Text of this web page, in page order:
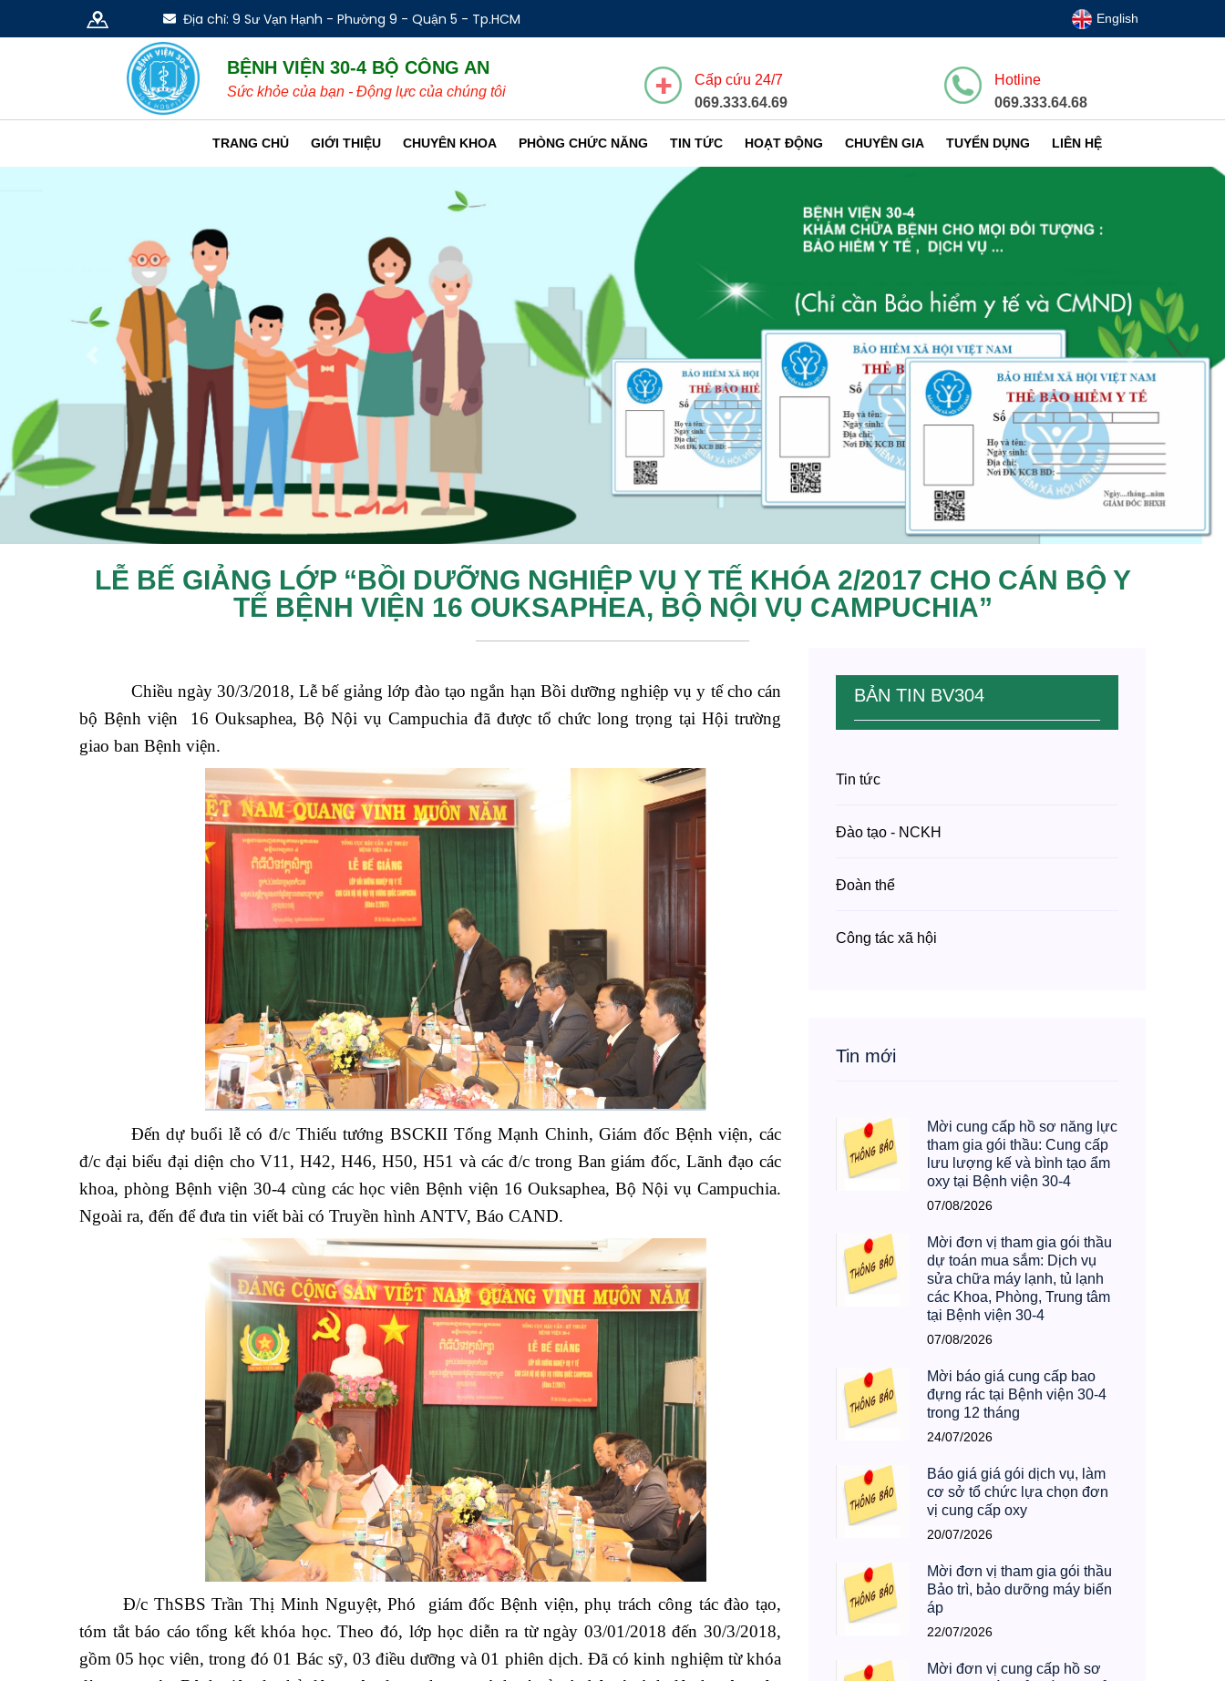
Địa chỉ: 9 Sư Vạn Hạnh - Phường 9 - Quận 5 - Tp.HCM English
BỆNH VIỆN 30-4 BỘ CÔNG AN
Sức khỏe của bạn - Động lực của chúng tôi
Cấp cứu 24/7
069.333.64.69
Hotline
069.333.64.68
TRANG CHỦ GIỚI THIỆU CHUYÊN KHOA PHÒNG CHỨC NĂNG TIN TỨC HOẠT ĐỘNG CHUYÊN GIA TUYỂN DỤNG LIÊN HỆ
Previous Next
LỄ BẾ GIẢNG LỚP “BỒI DƯỠNG NGHIỆP VỤ Y TẾ KHÓA 2/2017 CHO CÁN BỘ Y
TẾ BỆNH VIỆN 16 OUKSAPHEA, BỘ NỘI VỤ CAMPUCHIA”
Chiều ngày 30/3/2018, Lễ bế giảng lớp đào tạo ngắn hạn Bồi dưỡng nghiệp vụ y tế cho cán
bộ Bệnh viện 16 Ouksaphea, Bộ Nội vụ Campuchia đã được tổ chức long trọng tại Hội trường
giao ban Bệnh viện.
Đến dự buổi lễ có đ/c Thiếu tướng BSCKII Tống Mạnh Chinh, Giám đốc Bệnh viện, các
đ/c đại biểu đại diện cho V11, H42, H46, H50, H51 và các đ/c trong Ban giám đốc, Lãnh đạo các
khoa, phòng Bệnh viện 30-4 cùng các học viên Bệnh viện 16 Ouksaphea, Bộ Nội vụ Campuchia.
Ngoài ra, đến để đưa tin viết bài có Truyền hình ANTV, Báo CAND.
Đ/c ThSBS Trần Thị Minh Nguyệt, Phó giám đốc Bệnh viện, phụ trách công tác đào tạo,
tóm tắt báo cáo tổng kết khóa học.Theo đó, lớp học diễn ra từ ngày 03/01/2018 đến 30/3/2018,
BẢN TIN BV304
Mời cung cấp hồ sơ năng lực
tham gia gói thầu: Cung cấp
oxy tại Bệnh viện 30-4
07/08/2026
Mời đơn vị tham gia gói thầu
dự toán mua sắm: Dịch vụ
sửa chữa máy lạnh, tủ lạnh
tại Bệnh viện 30-4
07/08/2026
Mời báo giá cung cấp bao
trong 12 tháng
24/07/2026
Báo giá giá gói dịch vụ, làm
vị cung cấp oxy
20/07/2026
Mời đơn vị tham gia gói thầu
áp
22/07/2026